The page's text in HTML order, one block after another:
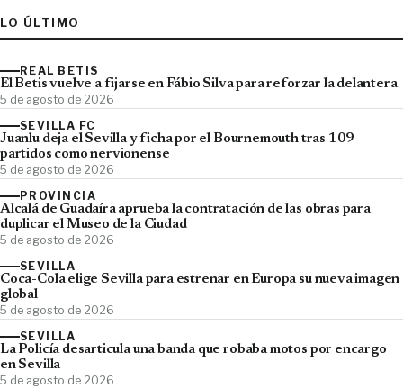
LO ÚLTIMO
REAL BETIS
El Betis vuelve a fijarse en Fábio Silva para reforzar la delantera
5 de agosto de 2026
SEVILLA FC
Juanlu deja el Sevilla y ficha por el Bournemouth tras 109
partidos como nervionense
5 de agosto de 2026
PROVINCIA
Alcalá de Guadaíra aprueba la contratación de las obras para
duplicar el Museo de la Ciudad
5 de agosto de 2026
SEVILLA
Coca-Cola elige Sevilla para estrenar en Europa su nueva imagen
global
5 de agosto de 2026
SEVILLA
La Policía desarticula una banda que robaba motos por encargo
en Sevilla
5 de agosto de 2026